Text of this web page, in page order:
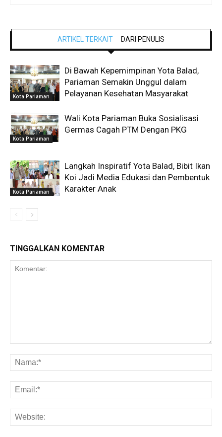
ARTIKEL TERKAIT DARI PENULIS
Kota Pariaman
Di Bawah Kepemimpinan Yota Balad,
Pariaman Semakin Unggul dalam
Pelayanan Kesehatan Masyarakat
Kota Pariaman
Wali Kota Pariaman Buka Sosialisasi
Germas Cagah PTM Dengan PKG
Kota Pariaman
Langkah Inspiratif Yota Balad, Bibit Ikan
Koi Jadi Media Edukasi dan Pembentuk
Karakter Anak
TINGGALKAN KOMENTAR